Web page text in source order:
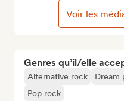
Genres qu’il/elle
Alternative rock Dream
Pop rock
Voir les